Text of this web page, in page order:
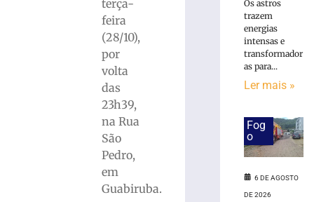
terça-
feira
(28/10),
por
volta
das
23h39,
na Rua
São
Pedro,
em
Guabiruba.
Trabalhador
terceirizado
Administrativo
Os astros
trazem
energias
intensas e
transformador
as para...
Ler mais »
Fog
o
6 DE AGOSTO
DE 2026